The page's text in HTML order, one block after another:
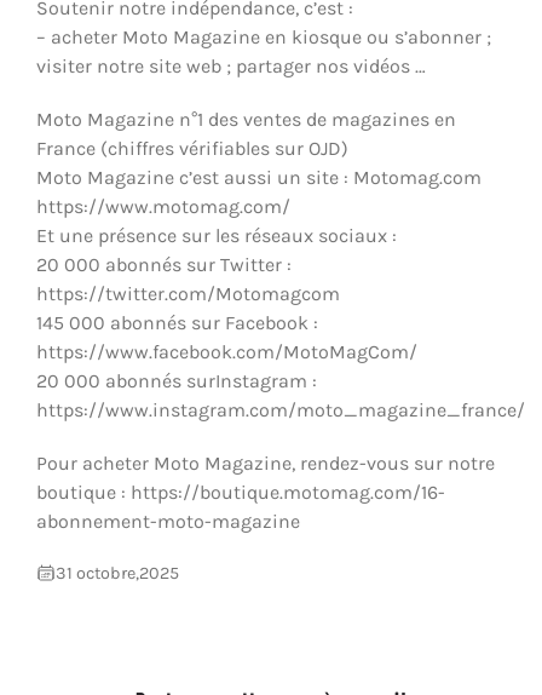
Soutenir notre indépendance, c’est :
– acheter Moto Magazine en kiosque ou s’abonner ;
visiter notre site web ; partager nos vidéos …
Moto Magazine n°1 des ventes de magazines en
France (chiffres vérifiables sur OJD)
Moto Magazine c’est aussi un site : Motomag.com
https://www.motomag.com/
Et une présence sur les réseaux sociaux :
20 000 abonnés sur Twitter :
https://twitter.com/Motomagcom
145 000 abonnés sur Facebook :
https://www.facebook.com/MotoMagCom/
20 000 abonnés surInstagram :
https://www.instagram.com/moto_magazine_france/
Pour acheter Moto Magazine, rendez-vous sur notre
boutique : https://boutique.motomag.com/16-
abonnement-moto-magazine
31 octobre,2025